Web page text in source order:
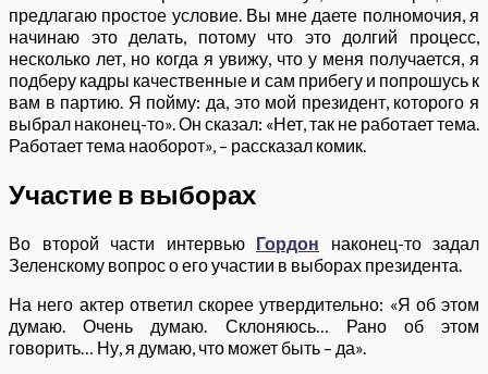
предлагаю простое условие. Вы мне даете полномочия, я
начинаю это делать, потому что это долгий процесс,
несколько лет, но когда я увижу, что у меня получается, я
подберу кадры качественные и сам прибегу и попрошусь к
вам в партию. Я пойму: да, это мой президент, которого я
выбрал наконец-то». Он сказал: «Нет, так не работает тема.
Работает тема наоборот», – рассказал комик.
Участие в выборах
Во второй части интервью Гордон наконец-то задал
Зеленскому вопрос о его участии в выборах президента.
На него актер ответил скорее утвердительно: «Я об этом
думаю. Очень думаю. Склоняюсь… Рано об этом
говорить… Ну, я думаю, что может быть – да».